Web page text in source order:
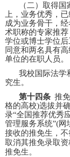
（二）取得
上，业务优秀，
成为业务骨干，
术职称的专家推
学位或博士学位
同意和两名具有
单位的在职人员。
我校国际法学
究生。
第十四条 推
格的高校)选拔并
录“全国推荐优秀
管理服务系统”(网
接收的推免生，
取消其推免录取
推免生。